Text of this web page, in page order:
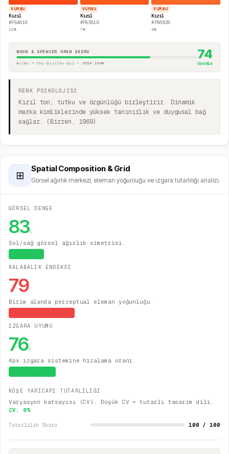
VURGU
Kızıl
#F84818
11%
VURGU
Kızıl
#F85818
7%
VURGU
Kızıl
#F86828
4%
MOON & SPENCER ORAN SKORU
A₁/A₂ = (V₂·C₂)/(V₁·C₁) — JOSA 1944
74
Uyumlu
RENK PSİKOLOJİSİ
Kızıl ton; tutku ve özgünlüğü birleştirir. Dinamik
marka kimliklerinde yüksek tanınırlık ve duygusal bağ
sağlar. (Birren, 1969)
⊞
Spatial Composition & Grid
Görsel ağırlık merkezi, eleman yoğunluğu ve ızgara tutarlılığı analizi.
GÖRSEL DENGE
83%
Sol/sağ görsel ağırlık simetrisi.
KALABALIK ENDEKSİ
79
Birim alanda perceptual eleman yoğunluğu.
IZGARA UYUMU
76%
4px ızgara sistemine hizalama oranı.
KÖŞE YARICAPI TUTARLILIĞI
Varyasyon katsayısı (CV). Düşük CV = tutarlı tasarım dili.
CV: 0%
Tutarlılık Skoru 100 / 100